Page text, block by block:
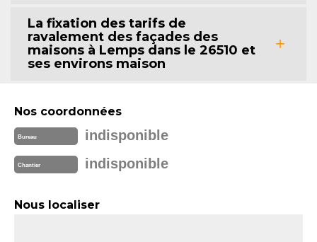
La fixation des tarifs de
ravalement des façades des
maisons à Lemps dans le 26510 et
ses environs maison
Nos coordonnées
Bureau indisponible
Chantier indisponible
Nous localiser